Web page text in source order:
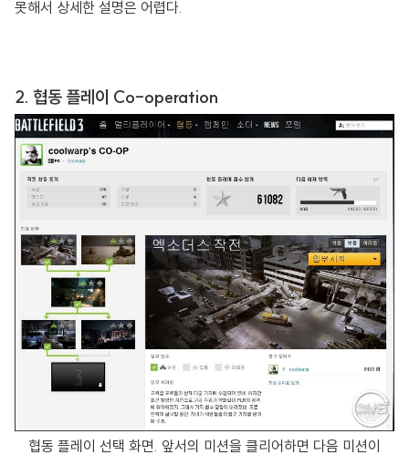
못해서 상세한 설명은 어렵다.
2. 협동 플레이 Co-operation
협동 플레이 선택 화면. 앞서의 미션을 클리어하면 다음 미션이